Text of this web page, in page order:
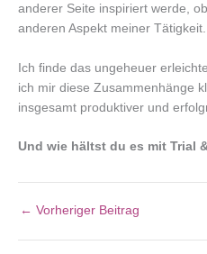
anderer Seite inspiriert werde,
anderen Aspekt meiner Tätigkeit.
Ich finde das ungeheuer
ich mir diese Zusammenhänge
insgesamt produktiver und
Und wie hältst du es mit Trial
← Vorheriger Beitrag